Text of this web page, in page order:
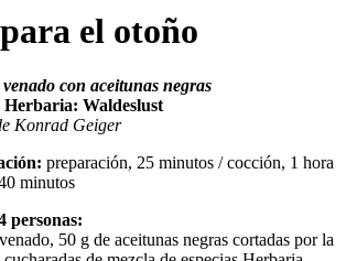
el otoño
con aceitunas negras
Herbaria: Waldeslust
Konrad Geiger
preparación, 25 minutos / cocción, 1 hora
minutos
personas:
50 g de aceitunas negras cortadas por la